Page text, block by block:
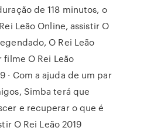
de 118 minutos, o
Leão Online, assistir O
O Rei Leão
O Rei Leão
· Com a ajuda de um par
Simba terá que
e recuperar o que é
O Rei Leão 2019